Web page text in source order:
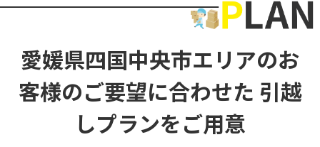
愛媛県四国中央市エリアのお
客様のご要望に合わせた 引越
しプランをご用意